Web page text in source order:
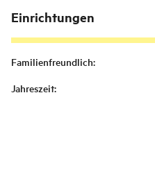
Einrichtungen
Familienfreundlich:
Jahreszeit: